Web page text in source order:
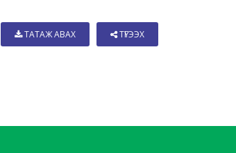
ТАТАЖ АВАХ ТҮГЭЭХ